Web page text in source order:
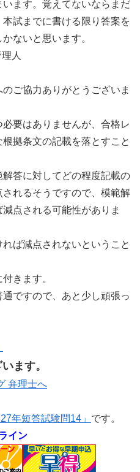
ます。覚えてないならまだ
試までに書ける限り答案を
ないと思います。
人
ご協力ありがとうございま
要はありませんが、合格レ
拠条文の記載を落とすこと
答に対してどの程度記載の
れるそうですので、模範解
点される可能性がありま
ば減点されないということ
きます。
ですので、あと少し頑張っ
ます。
年短答試験問14」 です。
イン